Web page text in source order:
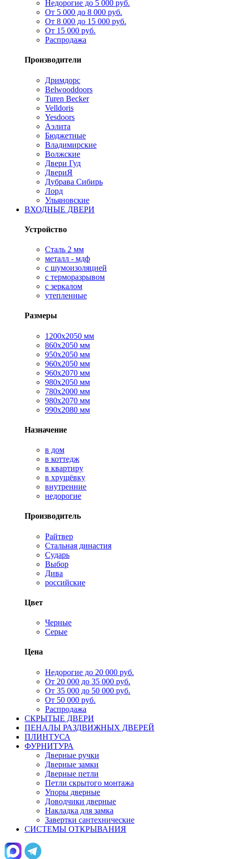
Недорогие до 5 000 руб.
От 5 000 до 8 000 руб.
От 8 000 до 15 000 руб.
От 15 000 руб.
Распродажа
Производители
Дримдорс
Belwooddoors
Turen Becker
Velldoris
Yesdoors
Аэлита
Бюджетные
Владимирские
Волжские
Двери Гуд
ДвериЯ
Дубрава Сибирь
Лорд
Ульяновские
ВХОДНЫЕ ДВЕРИ
Устройство
Сталь 2 мм
металл - мдф
с шумоизоляцией
с терморазрывом
с зеркалом
утепленные
Размеры
1200х2050 мм
860х2050 мм
950х2050 мм
960х2050 мм
960х2070 мм
980х2050 мм
780х2000 мм
980х2070 мм
990х2080 мм
Назначение
в дом
в коттедж
в квартиру
в хрущёвку
внутренние
недорогие
Производитель
Райтвер
Стальная династия
Сударь
Выбор
Дива
российские
Цвет
Черные
Серые
Цена
Недорогие до 20 000 руб.
От 20 000 до 35 000 руб.
От 35 000 до 50 000 руб.
От 50 000 руб.
Распродажа
СКРЫТЫЕ ДВЕРИ
ПЕНАЛЫ РАЗДВИЖНЫХ ДВЕРЕЙ
ПЛИНТУСА
ФУРНИТУРА
Дверные ручки
Дверные замки
Дверные петли
Петли скрытого монтажа
Упоры дверные
Доводчики дверные
Накладка для замка
Завертки сантехнические
СИСТЕМЫ ОТКРЫВАНИЯ